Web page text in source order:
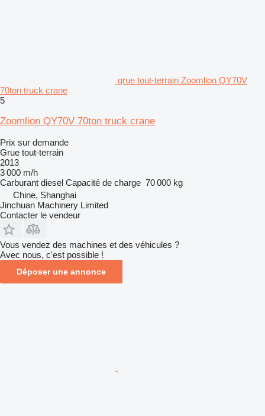
grue tout-terrain Zoomlion QY70V
70ton truck crane
5
Zoomlion QY70V 70ton truck crane
Prix sur demande
Grue tout-terrain
2013
3 000 m/h
Carburant diesel Capacité de charge 70 000 kg
Chine, Shanghai
Jinchuan Machinery Limited
Contacter le vendeur
Vous vendez des machines et des véhicules ?
Avec nous, c'est possible !
Déposer une annonce